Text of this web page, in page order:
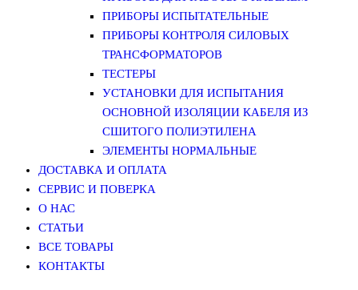
ПРИБОРЫ ИСПЫТАТЕЛЬНЫЕ
ПРИБОРЫ КОНТРОЛЯ СИЛОВЫХ
ТРАНСФОРМАТОРОВ
ТЕСТЕРЫ
УСТАНОВКИ ДЛЯ ИСПЫТАНИЯ
ОСНОВНОЙ ИЗОЛЯЦИИ КАБЕЛЯ ИЗ
СШИТОГО ПОЛИЭТИЛЕНА
ЭЛЕМЕНТЫ НОРМАЛЬНЫЕ
ДОСТАВКА И ОПЛАТА
СЕРВИС И ПОВЕРКА
О НАС
СТАТЬИ
ВСЕ ТОВАРЫ
КОНТАКТЫ